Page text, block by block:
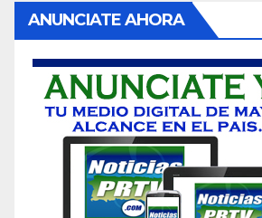
ANUNCIATE AHORA